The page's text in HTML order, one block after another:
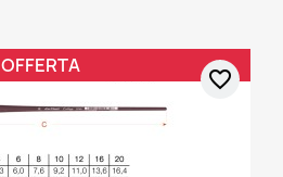
OFFERTA
favorite_border